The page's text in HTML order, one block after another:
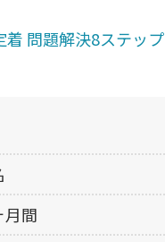
着 問題解決8ステップ
月間